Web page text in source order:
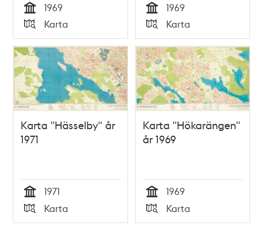
Tid
1969
Typ
Karta Tid
1969
Typ
Karta
Karta "Hässelby" år
1971
Tid
1971
Typ
Karta
Karta "Hökarängen"
år 1969
Tid
1969
Typ
Karta